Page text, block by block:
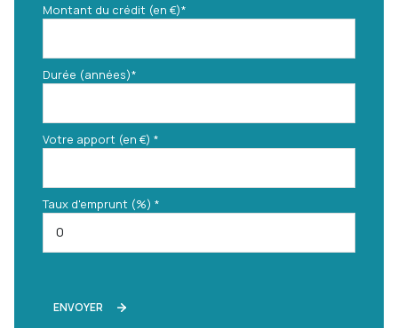
Montant du crédit (en €)*
Durée (années)*
Votre apport (en €) *
Taux d'emprunt (%) *
ENVOYER